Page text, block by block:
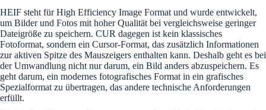
HEIF steht für High Efficiency Image Format und wurde entwickelt,
um Bilder und Fotos mit hoher Qualität bei vergleichsweise geringer
Dateigröße zu speichern. CUR dagegen ist kein klassisches
Fotoformat, sondern ein Cursor-Format, das zusätzlich Informationen
zur aktiven Spitze des Mauszeigers enthalten kann. Deshalb geht es bei
der Umwandlung nicht nur darum, ein Bild anders abzuspeichern. Es
geht darum, ein modernes fotografisches Format in ein grafisches
Spezialformat zu übertragen, das andere technische Anforderungen
erfüllt.